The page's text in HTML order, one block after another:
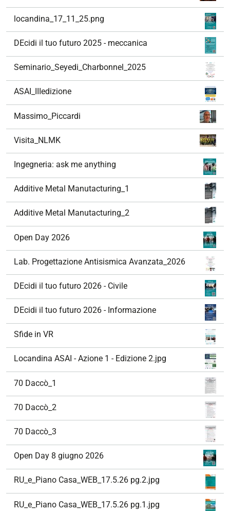
locandina_17_11_25.png
DEcidi il tuo futuro 2025 - meccanica
Seminario_Seyedi_Charbonnel_2025
ASAI_IIIedizione
Massimo_Piccardi
Visita_NLMK
Ingegneria: ask me anything
Additive Metal Manutacturing_1
Additive Metal Manutacturing_2
Open Day 2026
Lab. Progettazione Antisismica Avanzata_2026
DEcidi il tuo futuro 2026 - Civile
DEcidi il tuo futuro 2026 - Informazione
Sfide in VR
Locandina ASAI - Azione 1 - Edizione 2.jpg
70 Daccò_1
70 Daccò_2
70 Daccò_3
Open Day 8 giugno 2026
RU_e_Piano Casa_WEB_17.5.26 pg.2.jpg
RU_e_Piano Casa_WEB_17.5.26 pg.1.jpg